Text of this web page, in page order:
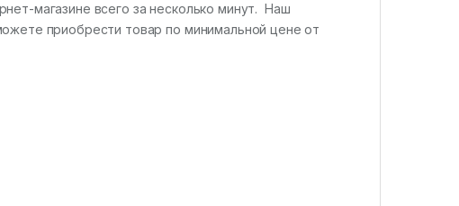
магазине всего за несколько минут. Наш
приобрести товар по минимальной цене от